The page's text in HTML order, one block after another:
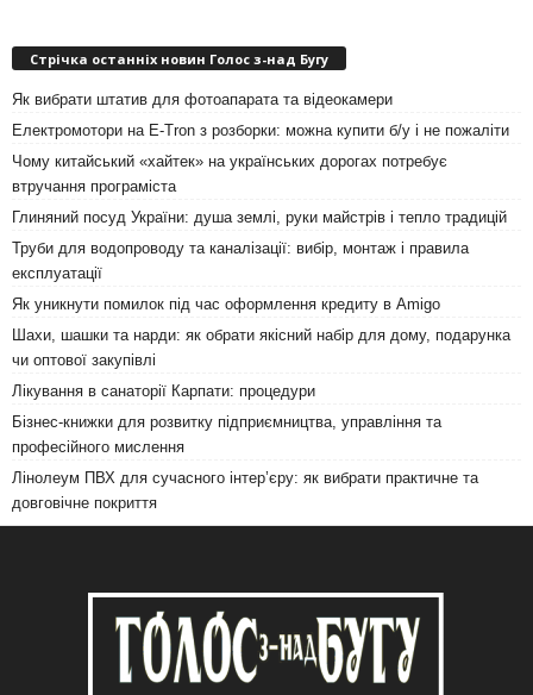
Стрічка останніх новин Голос з-над Бугу
Як вибрати штатив для фотоапарата та відеокамери
Електромотори на E-Tron з розборки: можна купити б/у і не пожаліти
Чому китайський «хайтек» на українських дорогах потребує
втручання програміста
Глиняний посуд України: душа землі, руки майстрів і тепло традицій
Труби для водопроводу та каналізації: вибір, монтаж і правила
експлуатації
Як уникнути помилок під час оформлення кредиту в Amigo
Шахи, шашки та нарди: як обрати якісний набір для дому, подарунка
чи оптової закупівлі
Лікування в санаторії Карпати: процедури
Бізнес-книжки для розвитку підприємництва, управління та
професійного мислення
Лінолеум ПВХ для сучасного інтер’єру: як вибрати практичне та
довговічне покриття